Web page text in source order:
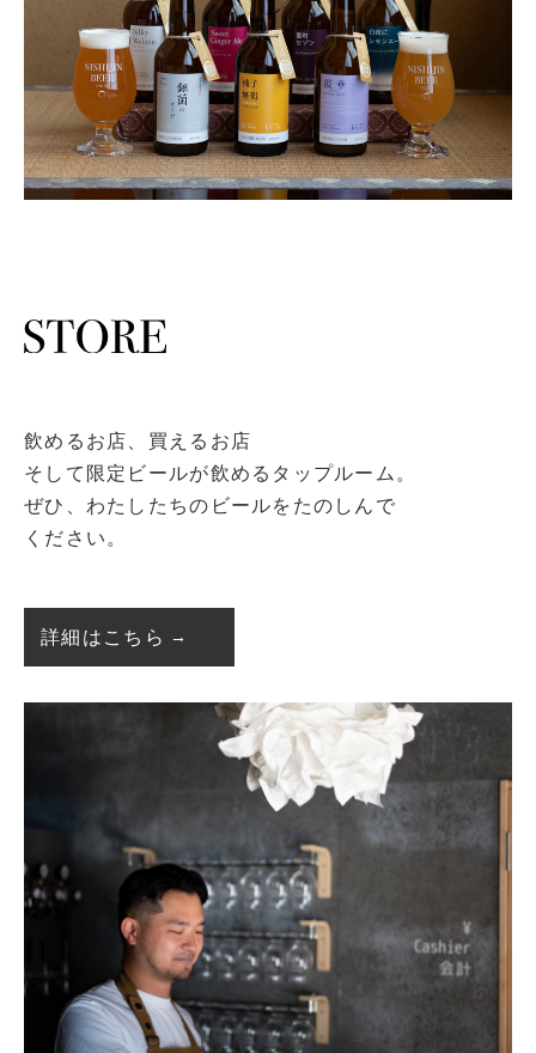
飲めるお店、買えるお店
そして限定ビールが飲めるタップルーム。
ぜひ、わたしたちのビールをたのしんで
ください。
詳細はこちら